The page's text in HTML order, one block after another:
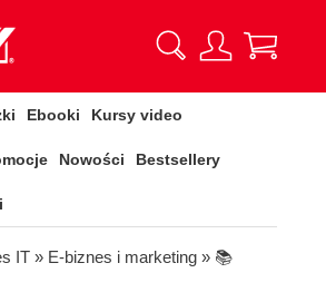
Ebooki Kursy video
Nowości Bestsellery
IT » E-biznes i marketing » 📚